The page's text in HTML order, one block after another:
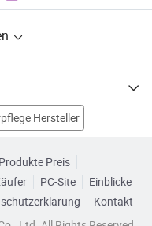
Hersteller
Fabriken
Preis
PC-Site
Einblicke
Kontakt